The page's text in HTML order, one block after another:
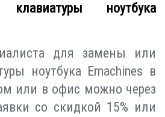
ноутбука
для замены или
ноутбука Emachines в
или в офис можно через
со скидкой 15% или